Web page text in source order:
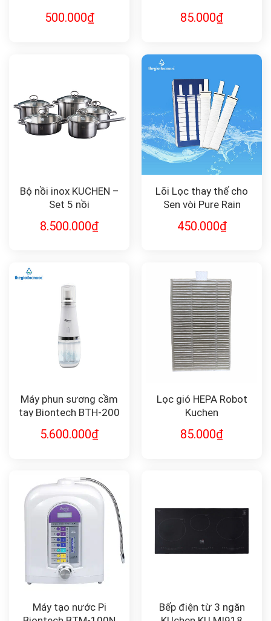
500.000₫ 85.000₫
Bộ nồi inox KUCHEN –
Set 5 nồi
8.500.000₫
Lõi Lọc thay thế cho
Sen vòi Pure Rain
3PRM
450.000₫
Máy phun sương cầm
tay Biontech BTH-200
5.600.000₫
Lọc gió HEPA Robot
Kuchen
85.000₫
Máy tạo nước Pi
Bếp điện từ 3 ngăn